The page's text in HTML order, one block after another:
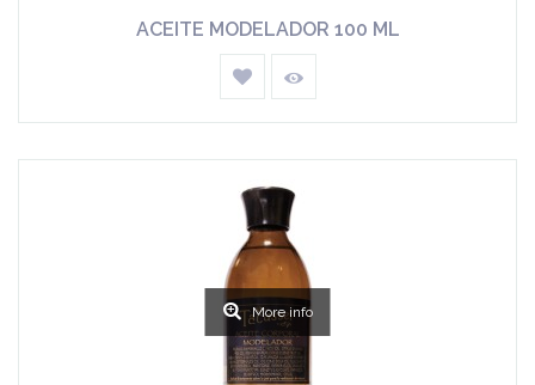
ACEITE MODELADOR 100 ML
More info